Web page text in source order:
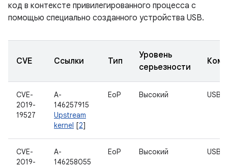
код в контексте привилегированного процесса с
помощью специально созданного устройства USB.
CVE Ссылки Тип
Уровень
серьезности
CVE-
2019-
19527
A-
146257915
Upstream
kernel [2]
EoP Высокий USB
CVE-
2019-
A-
146258055
EoP Высокий USB